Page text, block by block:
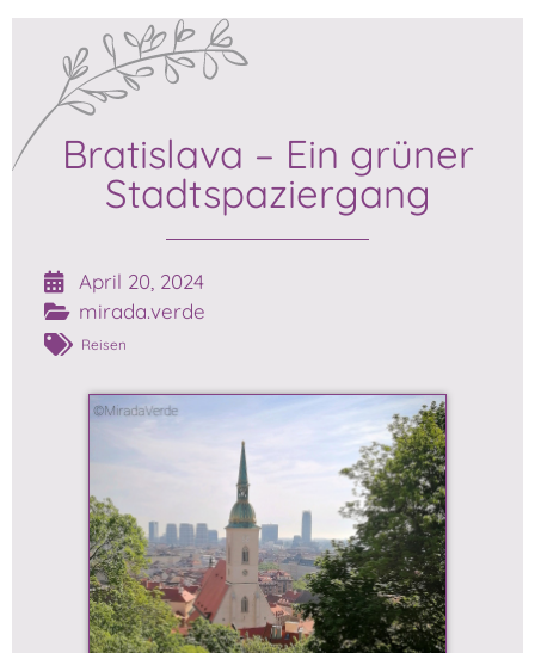
Bratislava – Ein grüner
Stadtspaziergang
April 20, 2024
mirada.verde
Reisen